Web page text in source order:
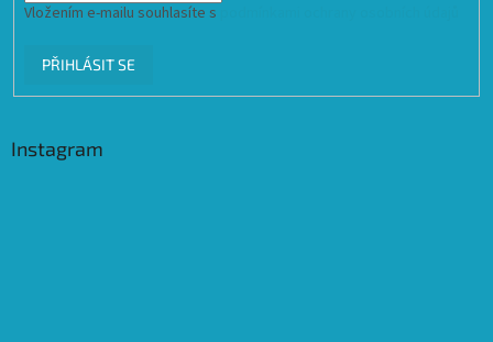
Vložením e-mailu souhlasíte s
PŘIHLÁSIT SE
Instagram